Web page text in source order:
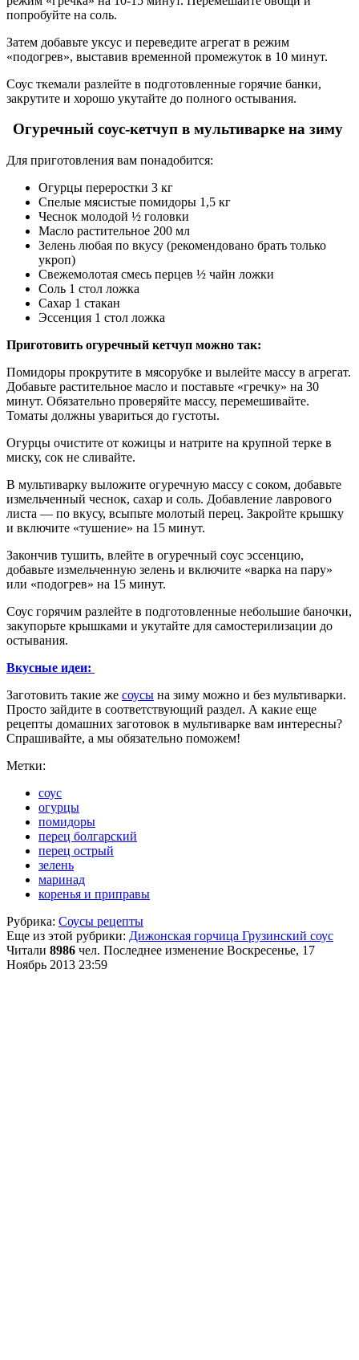
попробуйте на соль.
Затем добавьте уксус и переведите агрегат в режим
«подогрев», выставив временной промежуток в 10 минут.
Соус ткемали разлейте в подготовленные горячие банки,
закрутите и хорошо укутайте до полного остывания.
Огуречный соус-кетчуп в мультиварке на зиму
Для приготовления вам понадобится:
Огурцы переростки 3 кг
Спелые мясистые помидоры 1,5 кг
Чеснок молодой ½ головки
Масло растительное 200 мл
Зелень любая по вкусу (рекомендовано брать только
укроп)
Свежемолотая смесь перцев ½ чайн ложки
Соль 1 стол ложка
Сахар 1 стакан
Эссенция 1 стол ложка
Приготовить огуречный кетчуп можно так:
Помидоры прокрутите в мясорубке и вылейте массу в агрегат.
Добавьте растительное масло и поставьте «гречку» на 30
минут. Обязательно проверяйте массу, перемешивайте.
Томаты должны увариться до густоты.
Огурцы очистите от кожицы и натрите на крупной терке в
миску, сок не сливайте.
В мультиварку выложите огуречную массу с соком, добавьте
измельченный чеснок, сахар и соль. Добавление лаврового
листа — по вкусу, всыпьте молотый перец. Закройте крышку
и включите «тушение» на 15 минут.
Закончив тушить, влейте в огуречный соус эссенцию,
добавьте измельченную зелень и включите «варка на пару»
или «подогрев» на 15 минут.
Соус горячим разлейте в подготовленные небольшие баночки,
закупорьте крышками и укутайте для самостерилизации до
остывания.
Вкусные идеи:
Заготовить такие же соусы на зиму можно и без мультиварки.
Просто зайдите в соответствующий раздел. А какие еще
рецепты домашних заготовок в мультиварке вам интересны?
Спрашивайте, а мы обязательно поможем!
Метки:
соус
огурцы
помидоры
перец болгарский
перец острый
зелень
маринад
коренья и приправы
Рубрика: Соусы рецепты
Еще из этой рубрики: Дижонская горчица Грузинский соус
Читали 8986 чел. Последнее изменение Воскресенье, 17
Ноябрь 2013 23:59